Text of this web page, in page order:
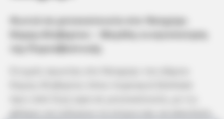
Φωτιά σε μονοκατοικία στο Νεοχώρι
Κύμης-Αλιβερίου – Μεγάλη κινητοποίηση